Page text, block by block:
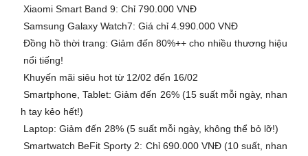
Xiaomi Smart Band 9: Chỉ 790.000 VNĐ
Samsung Galaxy Watch7: Giá chỉ 4.990.000 VNĐ
️ Đồng hồ thời trang: Giảm đến 80%++ cho nhiều thương hiệu
nổi tiếng!
Khuyến mãi siêu hot từ 12/02 đến 16/02
Smartphone, Tablet: Giảm đến 26% (15 suất mỗi ngày, nhan
h tay kẻo hết!)
Laptop: Giảm đến 28% (5 suất mỗi ngày, không thể bỏ lỡ!)
Smartwatch BeFit Sporty 2: Chỉ 690.000 VNĐ (10 suất, nhan